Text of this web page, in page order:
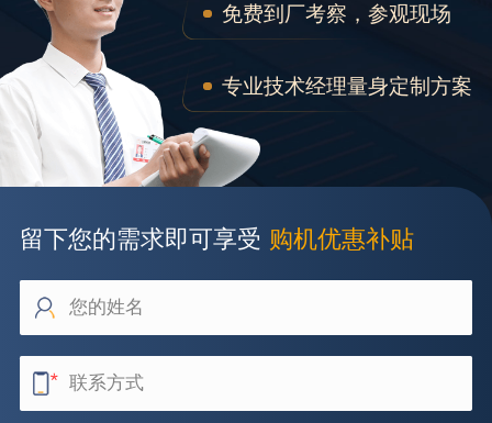
免费到厂考察，参观现场
专业技术经理量身定制方案
留下您的需求即可享受 购机优惠补贴